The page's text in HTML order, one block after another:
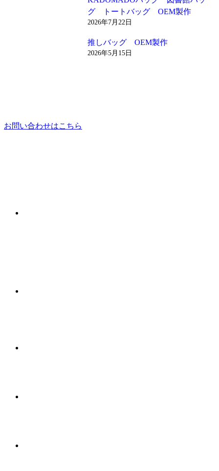
グ トートバッグ OEM製作
2026年7月22日
推しバッグ OEM製作
2026年5月15日
お問い合わせはこちら